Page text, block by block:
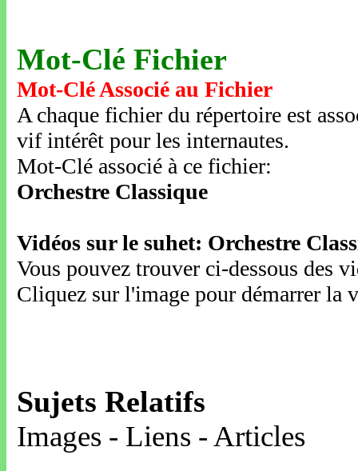
Mot-Clé Fichier
Mot-Clé Associé au Fichier
A chaque fichier du répertoire est
vif intérêt pour les internautes.
Mot-Clé associé à ce fichier:
Orchestre Classique
Vidéos sur le suhet: Orchestre
Vous pouvez trouver ci-dessous des
Cliquez sur l'image pour démarrer la
Sujets Relatifs
Images - Liens - Articles